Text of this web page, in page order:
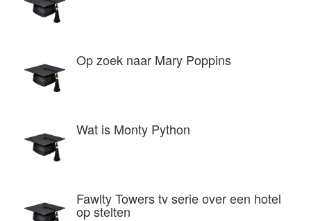
Op zoek naar Mary Poppins
Wat is Monty Python
Fawlty Towers tv serie over een hotel
op stelten